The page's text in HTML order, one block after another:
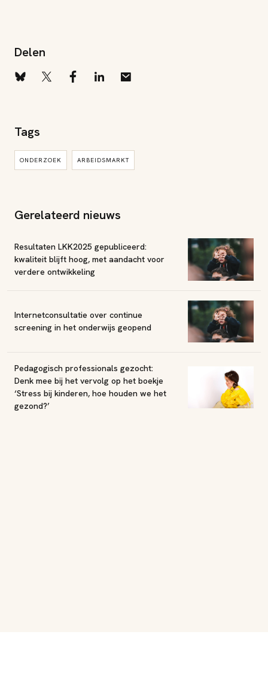
Delen
Tags
ONDERZOEK ARBEIDSMARKT
Gerelateerd nieuws
Resultaten LKK2025 gepubliceerd:
kwaliteit blijft hoog, met aandacht voor
verdere ontwikkeling
Internetconsultatie over continue
screening in het onderwijs geopend
Pedagogisch professionals gezocht:
Denk mee bij het vervolg op het boekje
‘Stress bij kinderen, hoe houden we het
gezond?’